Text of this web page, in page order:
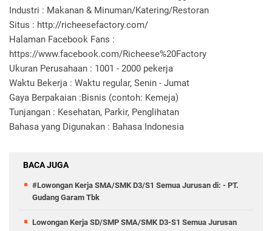
Industri : Makanan & Minuman/Katering/Restoran
Situs : http://richeesefactory.com/
Halaman Facebook Fans :
https://www.facebook.com/Richeese%20Factory
Ukuran Perusahaan : 1001 - 2000 pekerja
Waktu Bekerja : Waktu regular, Senin - Jumat
Gaya Berpakaian :Bisnis (contoh: Kemeja)
Tunjangan : Kesehatan, Parkir, Penglihatan
Bahasa yang Digunakan : Bahasa Indonesia
BACA JUGA
#Lowongan Kerja SMA/SMK D3/S1 Semua Jurusan di: - PT.
Gudang Garam Tbk
Lowongan Kerja SD/SMP SMA/SMK D3-S1 Semua Jurusan